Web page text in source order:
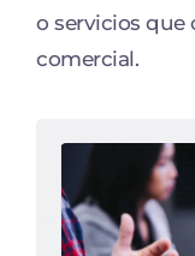
o servicios que
comercial.